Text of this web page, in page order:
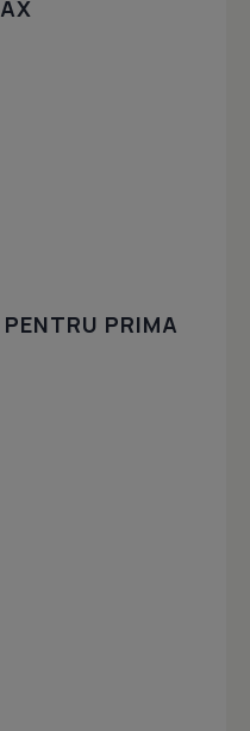
PRIMA